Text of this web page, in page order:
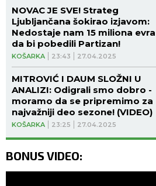
KOŠARKA 23:43 27.04.2025
NOVAC JE SVE! Strateg
Ljubljančana šokirao izjavom:
Nedostaje nam 15 miliona evra
da bi pobedili Partizan!
KOŠARKA 23:25 27.04.2025
MITROVIĆ I DAUM SLOŽNI U
ANALIZI: Odigrali smo dobro -
moramo da se pripremimo za
najvažniji deo sezone! (VIDEO)
BONUS VIDEO: